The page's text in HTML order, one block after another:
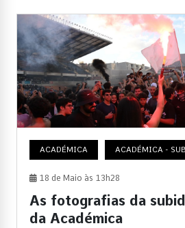
ACADÉMICA ACADÉMICA -
18 de Maio às 13h28
As fotografias da
da Académica